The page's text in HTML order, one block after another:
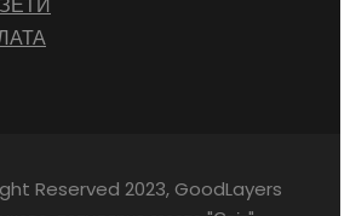
Reserved 2023, GoodLayers